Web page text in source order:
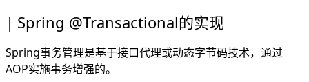
Spring @Transactional的实现
Spring事务管理是基于接口代理或动态字节码技术，通过
AOP实施事务增强的。